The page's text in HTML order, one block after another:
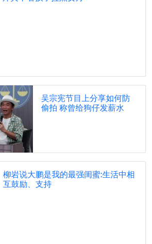
吴宗宪节目上分享如何防
偷拍 称曾给狗仔发薪水
柳岩说大鹏是我的最强闺蜜:生活中相
互鼓励、支持